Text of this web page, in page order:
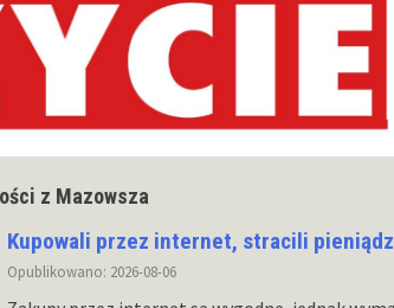
z Mazowsza
Kupowali przez internet, stracili
Opublikowano: 2026-08-06